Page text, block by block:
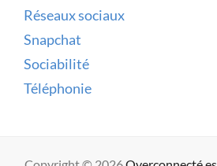
Réseaux sociaux
Snapchat
Sociabilité
Téléphonie